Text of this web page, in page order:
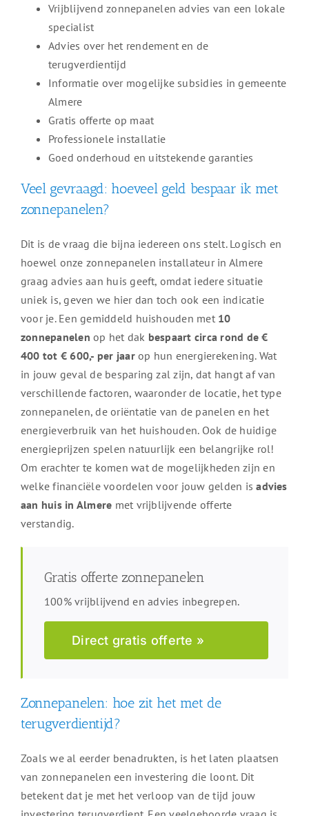
Vrijblijvend zonnepanelen advies van een lokale
specialist
Advies over het rendement en de
terugverdientijd
Informatie over mogelijke subsidies in gemeente
Almere
Gratis offerte op maat
Professionele installatie
Goed onderhoud en uitstekende garanties
Veel gevraagd: hoeveel geld bespaar ik met
zonnepanelen?
Dit is de vraag die bijna iedereen ons stelt. Logisch en
hoewel onze zonnepanelen installateur in Almere
graag advies aan huis geeft, omdat iedere situatie
uniek is, geven we hier dan toch ook een indicatie
voor je. Een gemiddeld huishouden met 10
zonnepanelen op het dak bespaart circa rond de €
400 tot € 600,- per jaarop hun energierekening. Wat
in jouw geval de besparing zal zijn, dat hangt af van
verschillende factoren, waaronder de locatie, het type
zonnepanelen, de oriëntatie van de panelen en het
energieverbruik van het huishouden. Ook de huidige
energieprijzen spelen natuurlijk een belangrijke rol!
Om erachter te komen wat de mogelijkheden zijn en
welke financiële voordelen voor jouw gelden isadvies
aan huis in Almere met vrijblijvende offerte
verstandig.
Gratis offerte zonnepanelen
100% vrijblijvend en advies inbegrepen.
Direct gratis offerte »
Zonnepanelen: hoe zit het met de
terugverdientijd?
Zoals we al eerder benadrukten, is het laten plaatsen
van zonnepanelen een investering die loont. Dit
betekent dat je met het verloop van de tijd jouw